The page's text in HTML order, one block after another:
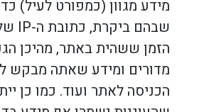
מידע מגוון (כמפורט לעיל)
שבהם ביקרת, כתובת ה-IP
הזמן ששהית באתר, מהיכן
מדורים ומידע שאתה מבקש
הכניסה לאתר ועוד. כמו כן